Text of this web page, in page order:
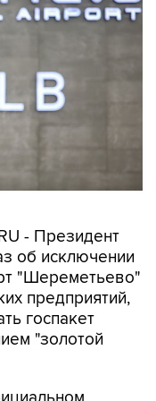
- Президент
об исключении
"Шереметьево"
предприятий,
госпакет
"золотой